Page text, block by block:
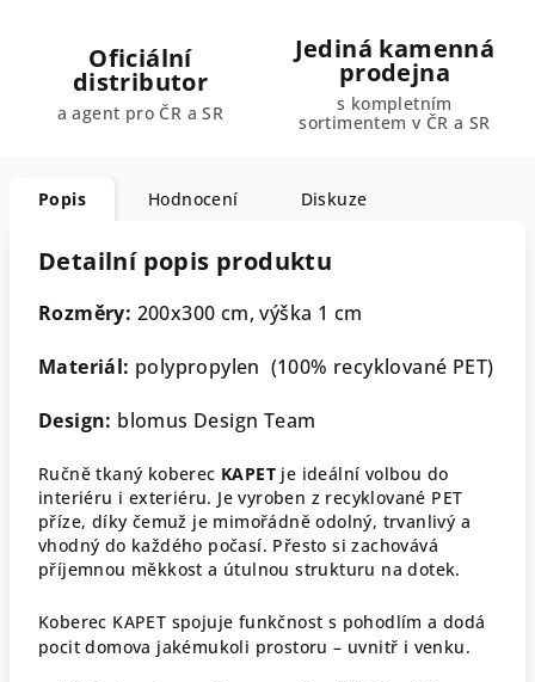
Oficiální
distributor
a agent pro ČR a SR
Jediná kamenná
prodejna
s kompletním
sortimentem v ČR a SR
Popis Hodnocení Diskuze
Detailní popis produktu
Rozměry: 200x300 cm, výška 1 cm
Materiál: polypropylen (100% recyklované PET)
Design: blomus Design Team
Ručně tkaný koberec KAPET je ideální volbou do
interiéru i exteriéru. Je vyroben z recyklované PET
příze, díky čemuž je mimořádně odolný, trvanlivý a
vhodný do každého počasí. Přesto si zachovává
příjemnou měkkost a útulnou strukturu na dotek.
Koberec KAPET spojuje funkčnost s pohodlím a dodá
pocit domova jakémukoli prostoru – uvnitř i venku.